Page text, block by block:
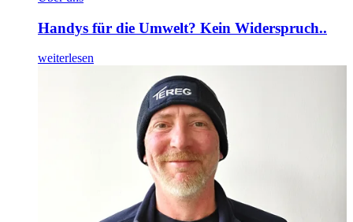
Handys für die Umwelt? Kein Widerspruch..
weiterlesen